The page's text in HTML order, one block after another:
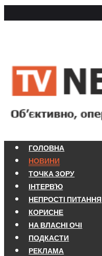
ГОЛОВНА
НОВИНИ
ТОЧКА ЗОРУ
ІНТЕРВ'Ю
НЕПРОСТІ ПИТАННЯ
КОРИСНЕ
НА ВЛАСНІ ОЧІ
ПОДКАСТИ
РЕКЛАМА